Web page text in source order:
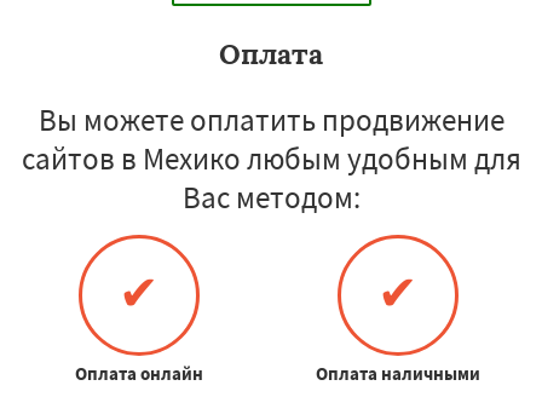
Оплата
Вы можете оплатить продвижение
сайтов в Мехико любым удобным для
Вас методом:
✔
Оплата онлайн
✔
Оплата наличными